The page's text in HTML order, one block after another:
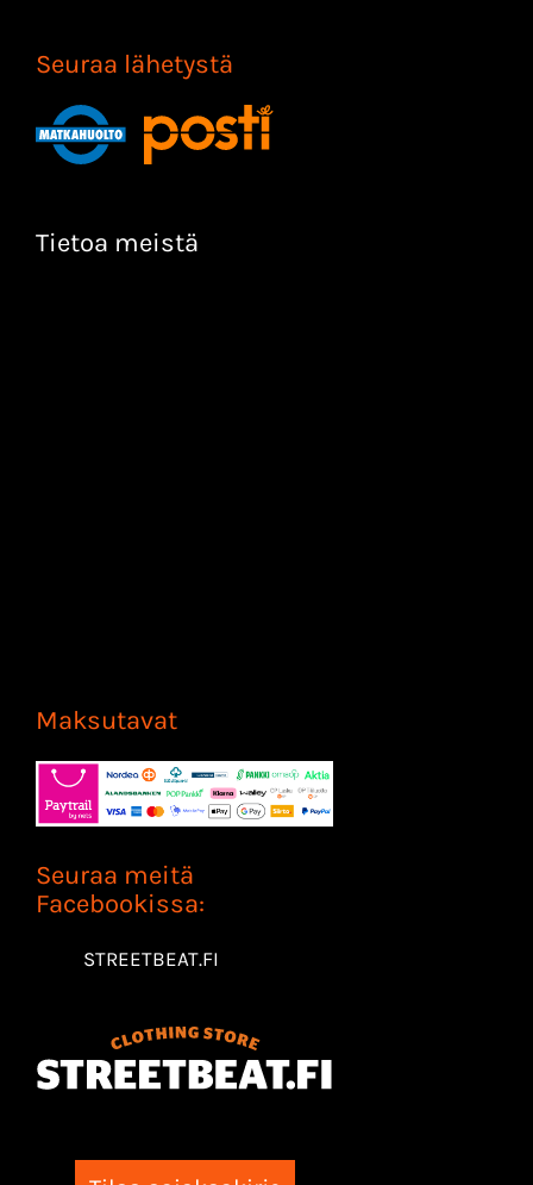
Seuraa lähetystä
Tietoa meistä
Maksutavat
Seuraa meitä
Facebookissa:
STREETBEAT.FI